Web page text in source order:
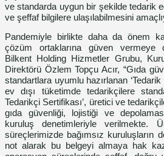
ve standarda uygun bir şekilde tedarik
ve şeffaf bilgilere ulaşılabilmesini
Pandemiyle birlikte daha da önem
çözüm ortaklarına güven vermeye
Bilkent Holding Hizmetler Grubu,
Direktörü Özlem Topçu Acır, “Gıda
standartlara uyumlu hazırlanan
ev dışı tüketimde tedarikçilere
Tedarikçi Sertifikası’, üretici ve
gıda güvenliği, lojistiği ve
kuruluş denetimleriyle verilmekte.
süreçlerimizde bağımsız kuruluşların
not alarak bu belgeyi almaya hak